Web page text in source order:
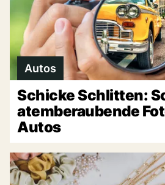
Autos
Schicke Schlitten:
atemberaubende
Autos